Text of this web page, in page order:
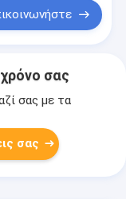
150kg
σας
σας με τα
σας